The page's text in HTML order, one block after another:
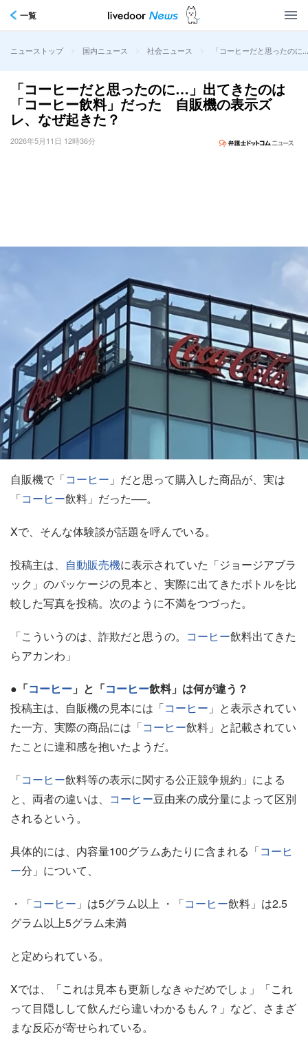
一覧
ニューストップ > 国内ニュース > 社会ニュース > 「コーヒーだと思ったの
「コーヒーだと思ったのに…」出てきたのは
「コーヒー飲料」だった 自販機の表示ズ
レ、なぜ起きた？
2026年5月11日 12時36分
自販機で「コーヒー 」だと思って購入した商品が、実は
「コーヒー飲料」だった──。
Xで、そんな体験談が話題を呼んでいる。
投稿主は、 自動販売機に表示されていた「ジョージアブラ
ック」のパッケージの見本と、実際に出てきたボトルを比
較した写真を投稿。次のように不満をつづった。
「こういうのは、詐欺だと思うの。 コーヒー飲料出てきた
らアカンわ」
●「コーヒー 」と「コーヒー飲料」は何が違う？
投稿主は、自販機の見本には「コーヒー 」と表示されてい
た一方、実際の商品には「コーヒー飲料」と記載されてい
たことに違和感を抱いたようだ。
「コーヒー飲料等の表示に関する公正競争規約」による
と、両者の違いは、 コーヒー豆由来の成分量によって区別
されるという。
具体的には、内容量100グラムあたりに含まれる「コーヒ
ー分」について、
・「コーヒー 」は5グラム以上 ・「コーヒー飲料」は2.5
グラム以上5グラム未満
と定められている。
Xでは、「これは見本も更新しなきゃだめでしょ」「これ
って目隠しして飲んだら違いわかるもん？」など、さまざ
まな反応が寄せられている。